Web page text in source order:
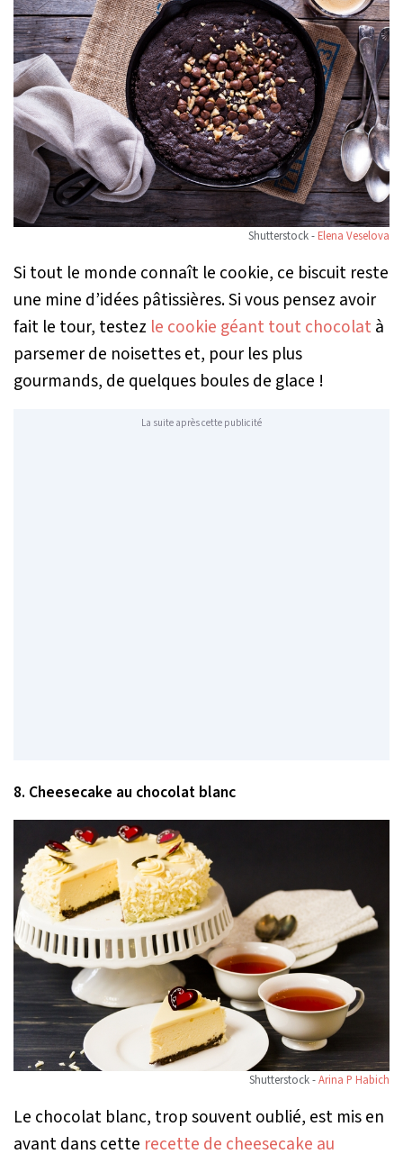
Shutterstock - Elena Veselova
Si tout le monde connaît le cookie, ce biscuit reste
une mine d’idées pâtissières. Si vous pensez avoir
fait le tour, testez le cookie géant tout chocolatà
parsemer de noisettes et, pour les plus
gourmands, de quelques boules de glace !
La suite après cette publicité
8. Cheesecake au chocolat blanc
Shutterstock -Arina P Habich
Le chocolat blanc, trop souvent oublié, est mis en
avant dans cette recette de cheesecake au